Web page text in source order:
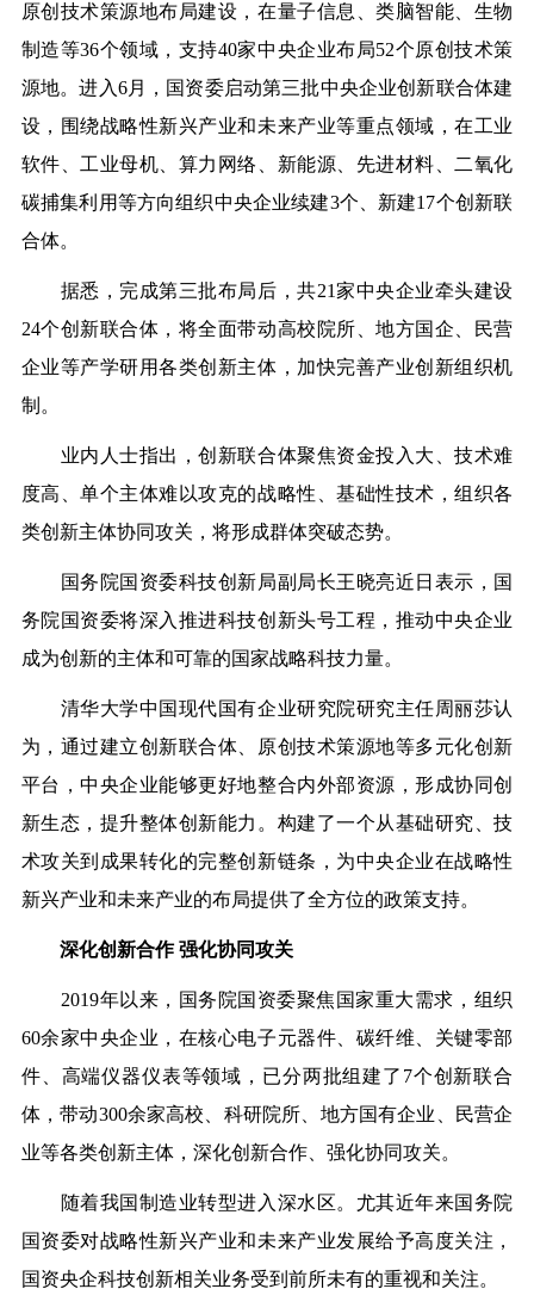
原创技术策源地布局建设，在量子信息、类脑智能、生物
制造等36个领域，支持40家中央企业布局52个原创技术策
源地。进入6月，国资委启动第三批中央企业创新联合体建
设，围绕战略性新兴产业和未来产业等重点领域，在工业
软件、工业母机、算力网络、新能源、先进材料、二氧化
碳捕集利用等方向组织中央企业续建3个、新建17个创新联
合体。
据悉，完成第三批布局后，共21家中央企业牵头建设
24个创新联合体，将全面带动高校院所、地方国企、民营
企业等产学研用各类创新主体，加快完善产业创新组织机
制。
业内人士指出，创新联合体聚焦资金投入大、技术难
度高、单个主体难以攻克的战略性、基础性技术，组织各
类创新主体协同攻关，将形成群体突破态势。
国务院国资委科技创新局副局长王晓亮近日表示，国
务院国资委将深入推进科技创新头号工程，推动中央企业
成为创新的主体和可靠的国家战略科技力量。
清华大学中国现代国有企业研究院研究主任周丽莎认
为，通过建立创新联合体、原创技术策源地等多元化创新
平台，中央企业能够更好地整合内外部资源，形成协同创
新生态，提升整体创新能力。构建了一个从基础研究、技
术攻关到成果转化的完整创新链条，为中央企业在战略性
新兴产业和未来产业的布局提供了全方位的政策支持。
深化创新合作 强化协同攻关
2019年以来，国务院国资委聚焦国家重大需求，组织
60余家中央企业，在核心电子元器件、碳纤维、关键零部
件、高端仪器仪表等领域，已分两批组建了7个创新联合
体，带动300余家高校、科研院所、地方国有企业、民营企
业等各类创新主体，深化创新合作、强化协同攻关。
随着我国制造业转型进入深水区。尤其近年来国务院
国资委对战略性新兴产业和未来产业发展给予高度关注，
国资央企科技创新相关业务受到前所未有的重视和关注。